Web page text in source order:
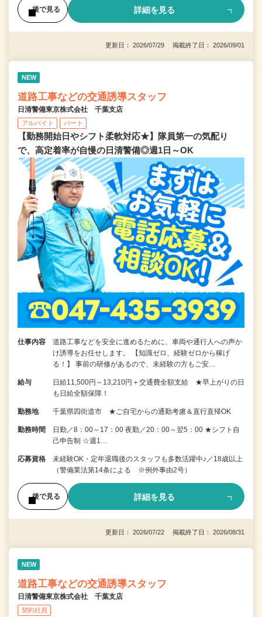
後で見る 詳細を見る
更新日： 2026/07/29 掲載終了日： 2026/09/01
NEW
道路工事などの交通誘導スタッフ
日清警備東京株式会社 千葉支店
アルバイト パート
【勤務開始日やシフト柔軟対応★】隊員第一の気配り
で、高定着率が自慢の日清警備◎週1日～OK
仕事内容
道路工事などを安全に進めるために、車両や通行人への声か
け誘導をお任せします。 【知識ゼロ、経験ゼロから稼げ
る！】 事前の研修があるので、未経験の方もご安…
給与
日給11,500円～13,210円＋交通費全額支給 ★早上がりの日
も日給全額保障！
勤務地 千葉県四街道市 ★ご自宅からの通勤考慮＆直行直帰OK
勤務時間
日勤／8：00～17：00 夜勤／20：00～翌5：00 ★シフト自
己申告制 ☆週1…
応募資格
未経験OK・定年退職後のスタッフも多数活躍中♪／18歳以上
（警備業法第14条による ※例外事由2号）
後で見る 詳細を見る
更新日： 2026/07/22 掲載終了日： 2026/08/31
NEW
道路工事などの交通誘導スタッフ
日清警備東京株式会社 千葉支店
契約社員